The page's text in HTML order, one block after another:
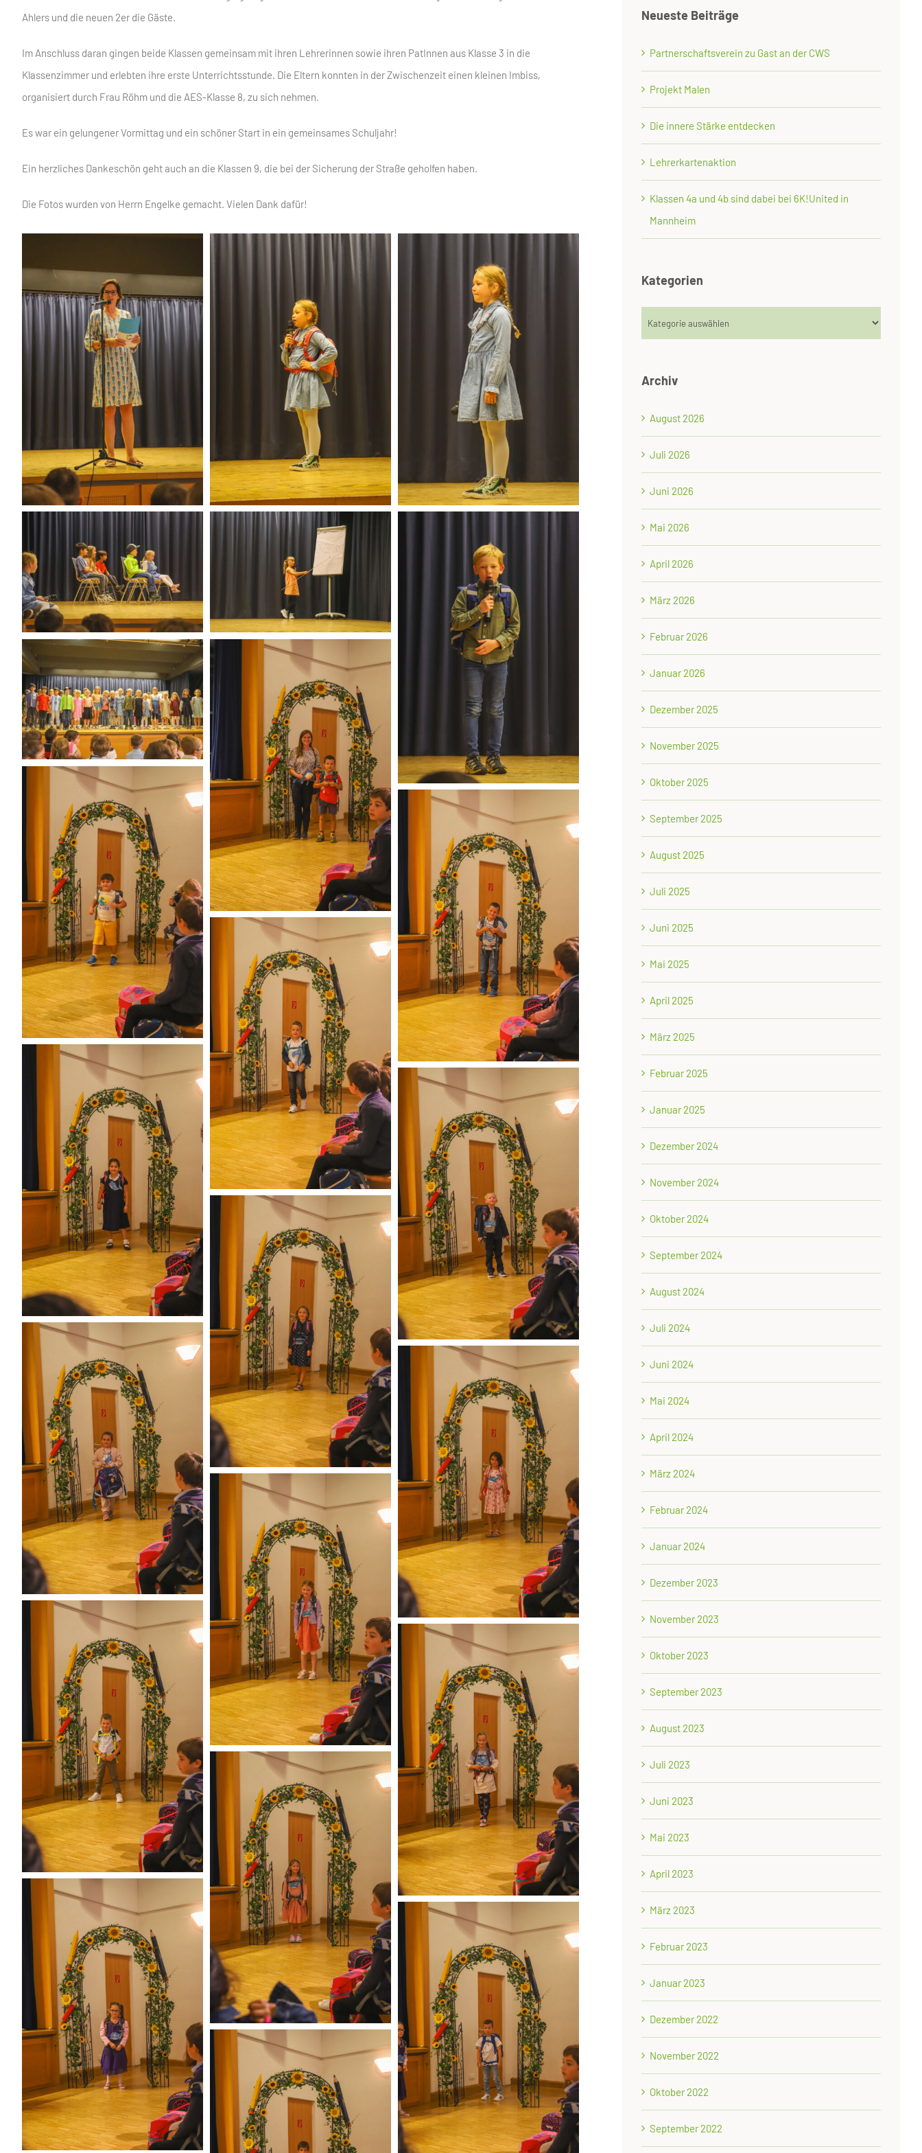
Ahlers und die neuen 2er die Gäste.
Im Anschluss daran gingen beide Klassen gemeinsam mit ihren Lehrerinnen sowie ihren PatInnen aus Klasse 3 in die
Klassenzimmer und erlebten ihre erste Unterrichtsstunde. Die Eltern konnten in der Zwischenzeit einen kleinen Imbiss,
organisiert durch Frau Röhm und die AES-Klasse 8, zu sich nehmen.
Es war ein gelungener Vormittag und ein schöner Start in ein gemeinsames Schuljahr!
Ein herzliches Dankeschön geht auch an die Klassen 9, die bei der Sicherung der Straße geholfen haben.
Die Fotos wurden von Herrn Engelke gemacht. Vielen Dank dafür!
Neueste Beiträge
Partnerschaftsverein zu Gast an der CWS
Projekt Malen
Die innere Stärke entdecken
Lehrerkartenaktion
Klassen 4a und 4b sind dabei bei 6K!United in
Mannheim
Kategorien
Kategorien
Archiv
August 2026
Juli 2026
Juni 2026
Mai 2026
April 2026
März 2026
Februar 2026
Januar 2026
Dezember 2025
November 2025
Oktober 2025
September 2025
August 2025
Juli 2025
Juni 2025
Mai 2025
April 2025
März 2025
Februar 2025
Januar 2025
Dezember 2024
November 2024
Oktober 2024
September 2024
August 2024
Juli 2024
Juni 2024
Mai 2024
April 2024
März 2024
Februar 2024
Januar 2024
Dezember 2023
November 2023
Oktober 2023
September 2023
August 2023
Juli 2023
Juni 2023
Mai 2023
April 2023
März 2023
Februar 2023
Januar 2023
Dezember 2022
November 2022
Oktober 2022
September 2022